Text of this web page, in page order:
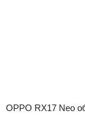
OPPO RX17 Neo